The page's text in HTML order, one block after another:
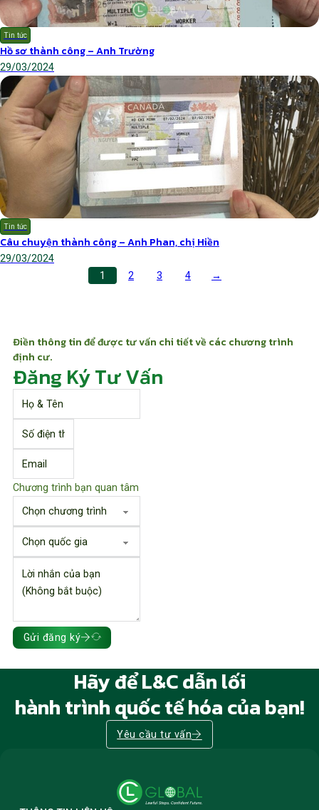
Tin tức
Hồ sơ thành công – Anh Trường
29/03/2024
Tin tức
Câu chuyện thành công – Anh Phan, chị Hiền
29/03/2024
1
2 3 4 →
Điền thông tin để được tư vấn chi tiết về các chương trình
định cư.
Đăng Ký Tư Vấn
Chương trình bạn quan tâm
Gửi đăng ký
Hãy để L&C dẫn lối
hành trình quốc tế hóa của bạn!
Yêu cầu tư vấn